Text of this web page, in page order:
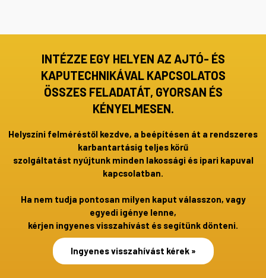
INTÉZZE EGY HELYEN AZ AJTÓ- ÉS
KAPUTECHNIKÁVAL KAPCSOLATOS
ÖSSZES FELADATÁT, GYORSAN ÉS
KÉNYELMESEN.
Helyszíni felméréstől kezdve, a beépítésen át a rendszeres
karbantartásig teljes körű
szolgáltatást nyújtunk minden lakossági és ipari kapuval
kapcsolatban.
Ha nem tudja pontosan milyen kaput válasszon, vagy
egyedi igénye lenne,
kérjen ingyenes visszahívást és segítünk dönteni.
Ingyenes visszahívást kérek »